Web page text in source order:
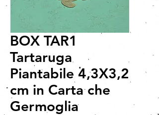
BOX TAR1
Tartaruga
Piantabile 4,3X3,2
cm in Carta che
Germoglia